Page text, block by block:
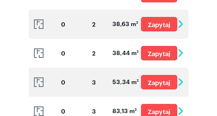
0 2 38,63 m2
Zapytaj
0 2 38,44 m2
Zapytaj
0 3 53,34 m2
Zapytaj
0 3 83,13 m2
Zapytaj